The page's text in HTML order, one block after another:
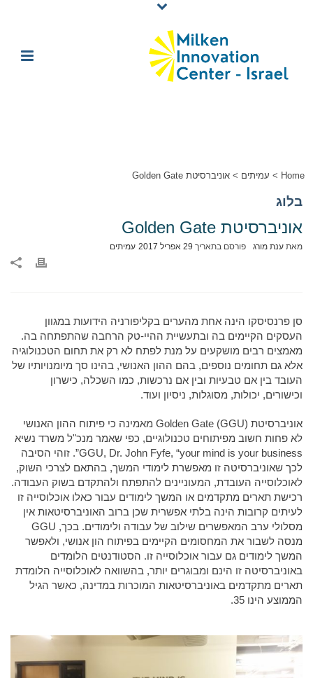
Home
> עמיתים > אוניברסיטת Golden Gate
בלוג
אוניברסיטת Golden Gate
מאת ענת מורג פורסם בתאריך 29 אפריל 2017 עמיתים
סן פרנסיסקו הינה אחת מהערים בקליפורניה הידועות במגוון
העסקים הקיימים בה ובתעשיית ההיי-טק הרחבה שהתפתחה בה.
מאמצים רבים מושקעים על מנת לפתח לא רק את תחום הטכנולוגיה
אלא גם תחומים נוספים, בהם ההון האנושי, בהינו סך מיומנויותיו של
העובד בין אם טבעיות ובין אם נרכשות, כמו השכלה, כישרון
וכישורים, יכולות, מסוגלות, ניסיון ועוד.
אוניברסיטת Golden Gate (GGU) מאמינה כי פיתוח ההון האנושי
לא פחות חשוב מפיתוחים טכנולוגיים, כפי שאמר מנכ"ל משרד נשיא
GGU, Dr. John Fyfe, “your mind is your business”. זוהי הסיבה
לכך שאוניברסיטה זו מאפשרת לימודי המשך, בהתאם לצרכי השוק,
לאוכלוסייה העובדת, המעוניינים להתפתח ולהתקדם בשוק העבודה.
רכישת תארים מתקדמים או המשך לימודים עבור כאלו אוכלוסייה זו
לעיתים קרובות הינה בלתי אפשרית שכן ברוב האוניברסיטאות אין
מסלולי ערב המאפשרים שילוב של עבודה ולימודים. בכך, GGU
מנסה לשבור את המחסומים הקיימים בפיתוח הון אנושי, ולאפשר
המשך לימודים גם עבור אוכלוסייה זו. הסטודנטים הלומדים
באוניברסיטה זו הינם ומבוגרים יותר, בהשוואה לאוכלוסייה הלומדת
תארים מתקדמים באוניברסיטאות המוכרות במדינה, כאשר הגיל
הממוצע הינו 35.